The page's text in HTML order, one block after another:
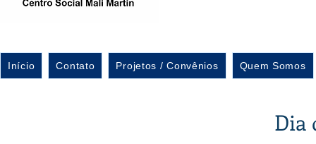
Início Contato Projetos / Convênios Quem Somos
Dia